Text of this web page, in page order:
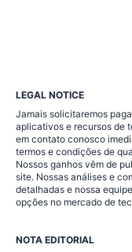
LEGAL NOTICE
Jamais solicitaremos
aplicativos e recursos de
em contato conosco
termos e condições de
Nossos ganhos vêm de
site. Nossas análises e
detalhadas e nossa
opções no mercado de
NOTA EDITORIAL